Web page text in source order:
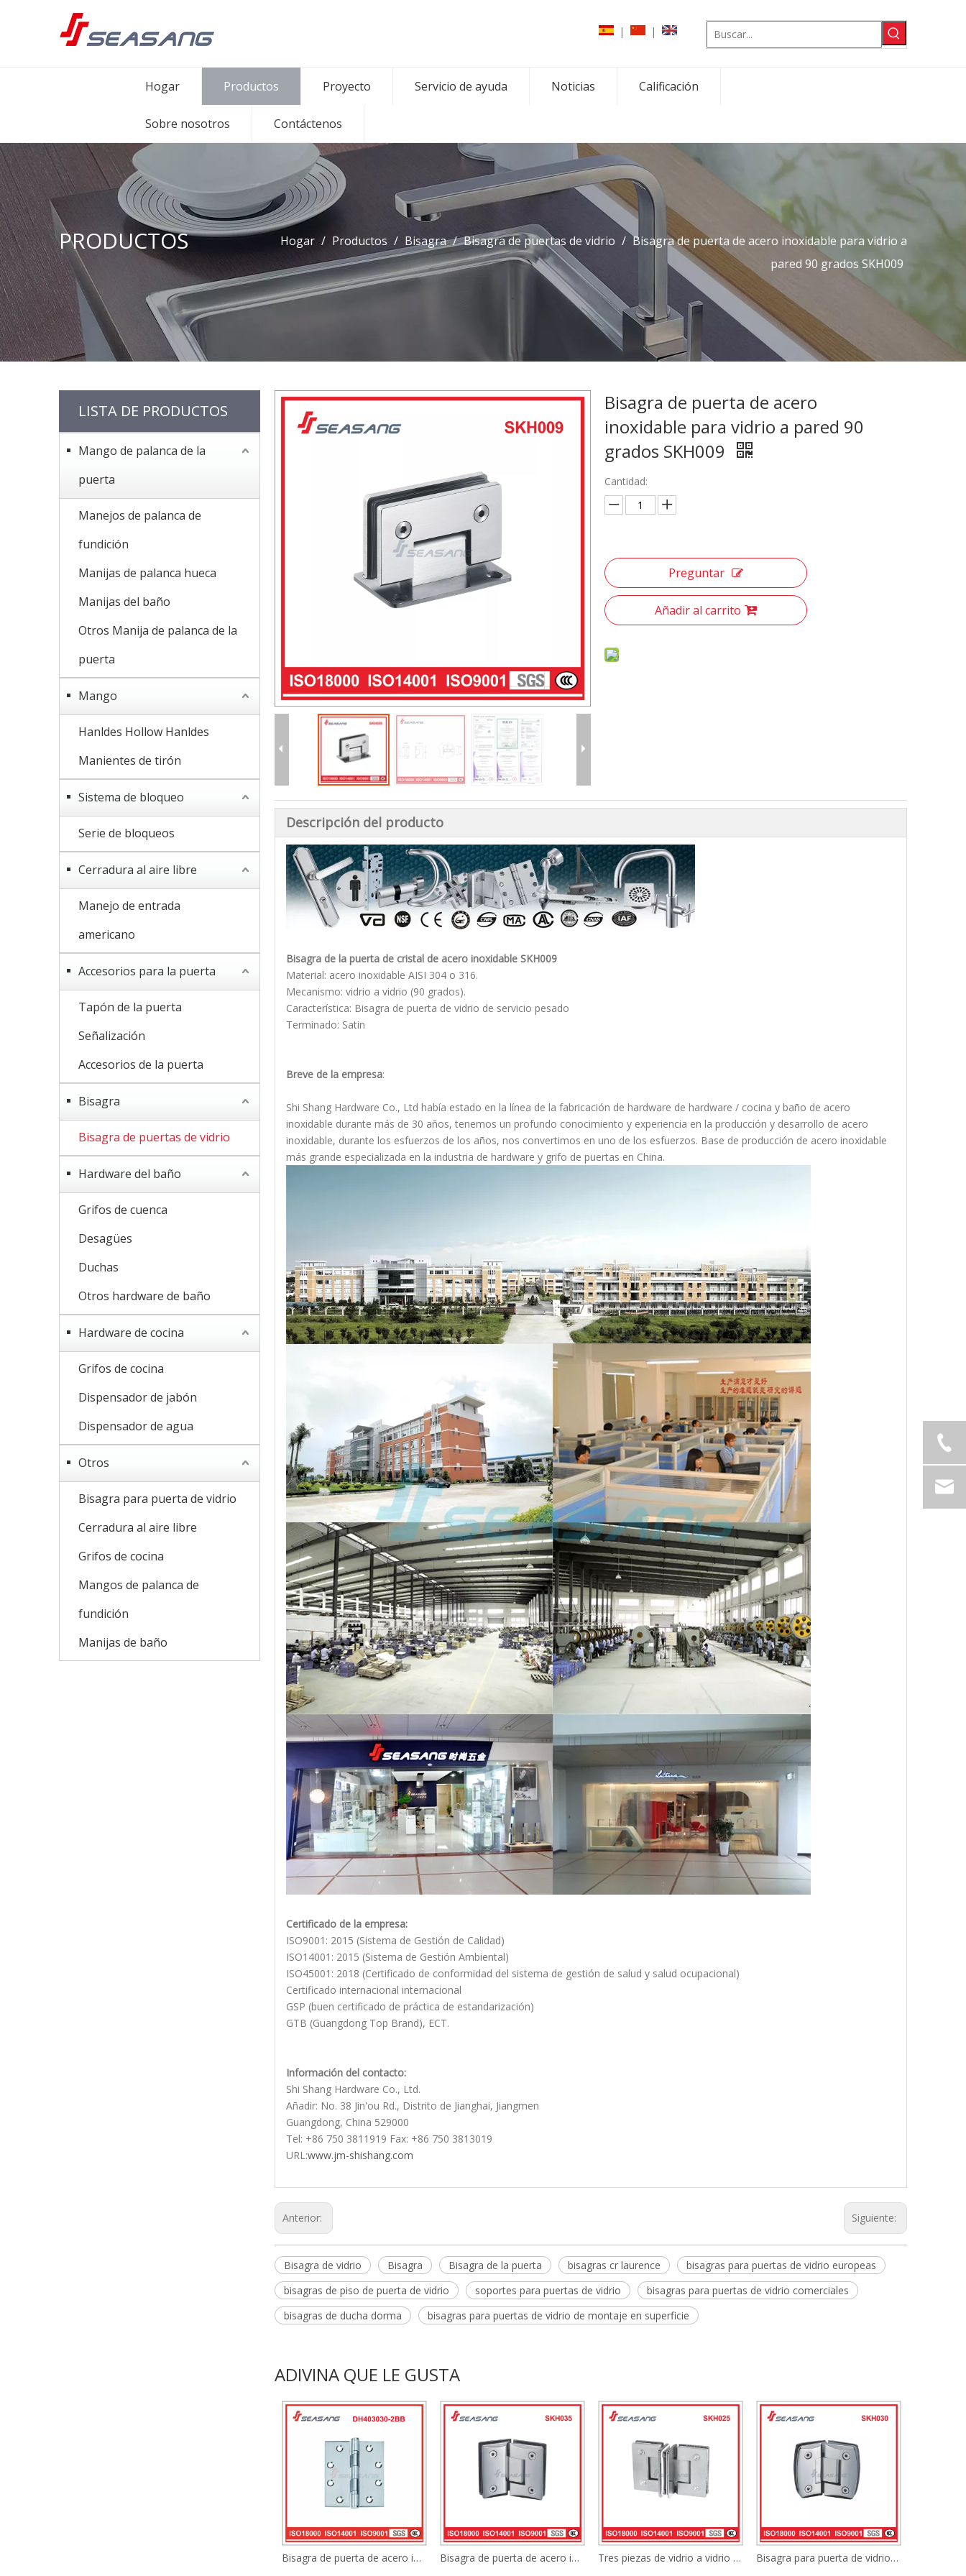
| |
Hogar Productos Proyecto Servicio de ayuda Noticias Calificación
Sobre nosotros Contáctenos
PRODUCTOS Hogar / Productos / Bisagra / Bisagra de puertas de vidrio / Bisagra de puerta de acero inoxidable para vidrio a
pared 90 grados SKH009
LISTA DE PRODUCTOS
Mango de palanca de la
puerta
Manejos de palanca de
fundición
Manijas de palanca hueca
Manijas del baño
Otros Manija de palanca de la
puerta
Mango
Hanldes Hollow Hanldes
Manientes de tirón
Sistema de bloqueo
Serie de bloqueos
Cerradura al aire libre
Manejo de entrada
americano
Accesorios para la puerta
Tapón de la puerta
Señalización
Accesorios de la puerta
Bisagra
Bisagra de puertas de vidrio
Hardware del baño
Grifos de cuenca
Desagües
Duchas
Otros hardware de baño
Hardware de cocina
Grifos de cocina
Dispensador de jabón
Dispensador de agua
Otros
Bisagra para puerta de vidrio
Cerradura al aire libre
Grifos de cocina
Mangos de palanca de
fundición
Manijas de baño
Bisagra de puerta de acero
inoxidable para vidrio a pared 90
grados SKH009
Cantidad:
Preguntar
Añadir al carrito
Descripción del producto
Bisagra de la puerta de cristal de acero inoxidable SKH009
Material: acero inoxidable AISI 304 o 316.
Mecanismo: vidrio a vidrio (90 grados).
Característica: Bisagra de puerta de vidrio de servicio pesado
Terminado: Satin
Breve de la empresa:
Shi Shang Hardware Co., Ltd había estado en la línea de la fabricación de hardware de hardware / cocina y baño de acero
inoxidable durante más de 30 años, tenemos un profundo conocimiento y experiencia en la producción y desarrollo de acero
inoxidable, durante los esfuerzos de los años, nos convertimos en uno de los esfuerzos. Base de producción de acero inoxidable
más grande especializada en la industria de hardware y grifo de puertas en China.
Certificado de la empresa:
ISO9001: 2015 (Sistema de Gestión de Calidad)
ISO14001: 2015 (Sistema de Gestión Ambiental)
ISO45001: 2018 (Certificado de conformidad del sistema de gestión de salud y salud ocupacional)
Certificado internacional internacional
GSP (buen certificado de práctica de estandarización)
GTB (Guangdong Top Brand), ECT.
Información del contacto:
Shi Shang Hardware Co., Ltd.
Añadir: No. 38 Jin'ou Rd., Distrito de Jianghai, Jiangmen
Guangdong, China 529000
Tel: +86 750 3811919 Fax: +86 750 3813019
URL:www.jm-shishang.com
Anterior: Siguiente:
Bisagra de vidrio Bisagra Bisagra de la puerta bisagras cr laurence
bisagras para puertas de vidrio europeas
bisagras de piso de puerta de vidrio
soportes para puertas de vidrio
bisagras para puertas de vidrio comerciales
bisagras de ducha dorma
bisagras para puertas de vidrio de montaje en superficie
ADIVINA QUE LE GUSTA
Bisagra de puerta de acero inoxidable, bisagra de rodamiento de bolas DH403030 Bisagra de puerta de acero inoxidable Skh035 Tres piezas de vidrio a vidrio Conector de acero inoxidable de 90 o 180 grados Skh025 Bisagra para puerta de vidrio de acero inoxidable Skh030